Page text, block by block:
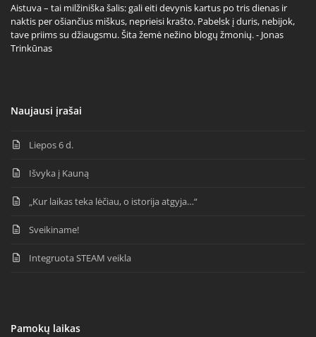
Aistuva – tai milžiniška šalis: gali eiti devynis kartus po tris dienas ir
naktis per ošiančius miškus, neprieisi krašto. Pabelsk į duris, nebijok,
tave priims su džiaugsmu. Šita žemė nežino blogų žmonių. - Jonas
Trinkūnas
Naujausi įrašai
Liepos 6 d.
Išvyka į Kauną
„Kur laikas teka lėčiau, o istorija atgyja…“
Sveikiname!
Integruota STEAM veikla
Pamokų laikas